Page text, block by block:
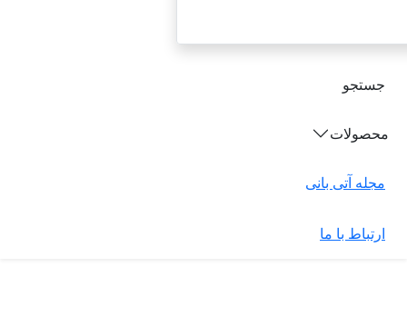
جستجو
محصولات
مجله آتی بانی
ارتباط با ما